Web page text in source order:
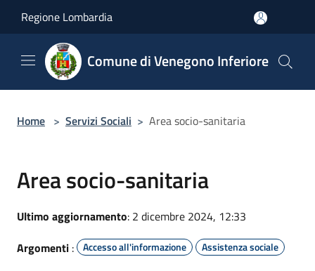
Regione Lombardia
Comune di Venegono Inferiore
Home > Servizi Sociali > Area socio-sanitaria
Area socio-sanitaria
Ultimo aggiornamento: 2 dicembre 2024, 12:33
Argomenti : Accesso all'informazione Assistenza sociale